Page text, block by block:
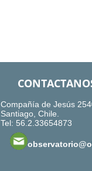
Compañía de Jesús
Santiago, Chile.
Tel: 56.2.33654873